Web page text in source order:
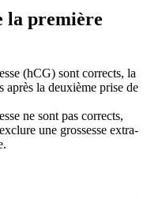
la première
(hCG) sont corrects, la
après la deuxième prise de
ne sont pas corrects,
une grossesse extra-